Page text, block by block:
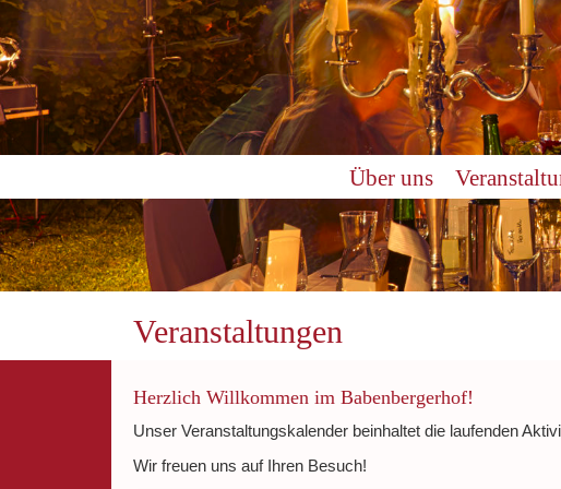
Über uns
Veranstaltungen
Herzlich Willkommen im Babenbergerhof!
Unser Veranstaltungskalender beinhaltet die laufenden
Wir freuen uns auf Ihren Besuch!
0:00
2:00
5:00